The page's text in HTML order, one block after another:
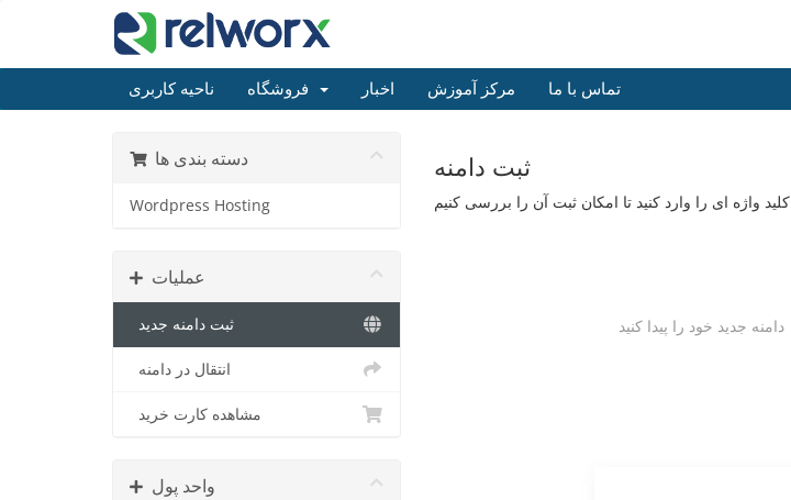
ناحیه کاربری اخبار مرکز آموزش تماس با ما
دسته بندی ها
Wordpress Hosting
عملیات
ثبت دامنه جدید
انتقال در دامنه
مشاهده کارت خرید
واحد پول
ثبت دامنه